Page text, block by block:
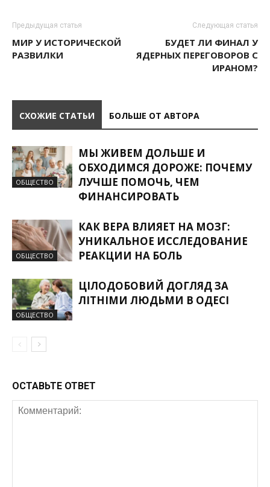
Предыдущая статья
МИР У ИСТОРИЧЕСКОЙ
РАЗВИЛКИ
Следующая статья
БУДЕТ ЛИ ФИНАЛ У
ЯДЕРНЫХ ПЕРЕГОВОРОВ С
ИРАНОМ?
СХОЖИЕ СТАТЬИ БОЛЬШЕ ОТ АВТОРА
ОБЩЕСТВО
МЫ ЖИВЕМ ДОЛЬШЕ И
ОБХОДИМСЯ ДОРОЖЕ: ПОЧЕМУ
ЛУЧШЕ ПОМОЧЬ, ЧЕМ
ФИНАНСИРОВАТЬ
ОБЩЕСТВО
КАК ВЕРА ВЛИЯЕТ НА МОЗГ:
УНИКАЛЬНОЕ ИССЛЕДОВАНИЕ
РЕАКЦИИ НА БОЛЬ
ОБЩЕСТВО
ЦІЛОДОБОВИЙ ДОГЛЯД ЗА
ЛІТНІМИ ЛЮДЬМИ В ОДЕСІ
ОСТАВЬТЕ ОТВЕТ